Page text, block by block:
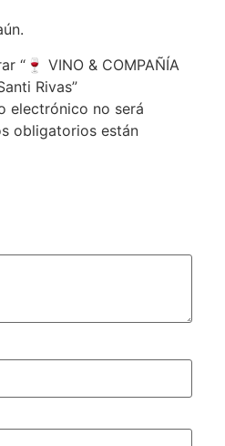
“🍷 VINO & COMPAÑÍA
Rivas”
electrónico no será
obligatorios están